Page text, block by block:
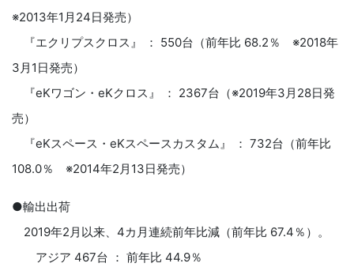
※2013年1月24日発売）
『エクリプスクロス』 ： 550台（前年比 68.2％ ※2018年
3月1日発売）
『eKワゴン・eKクロス』 ： 2367台（※2019年3月28日発
売）
『eKスペース・eKスペースカスタム』 ： 732台（前年比
108.0％ ※2014年2月13日発売）
●輸出出荷
2019年2月以来、4カ月連続前年比減（前年比 67.4％）。
アジア 467台 ： 前年比 44.9％